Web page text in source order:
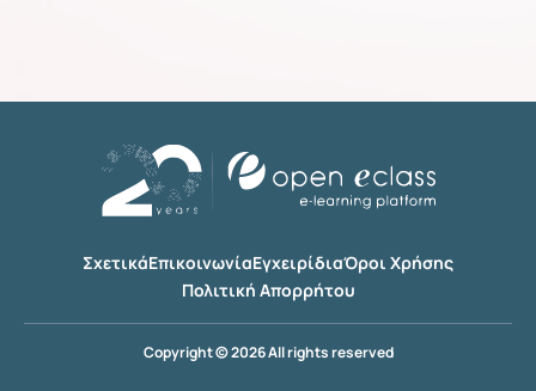
ΣχετικάΕπικοινωνίαΕγχειρίδιαΌροι Χρήσης
Πολιτική Απορρήτου
Copyright © 2026 All rights reserved